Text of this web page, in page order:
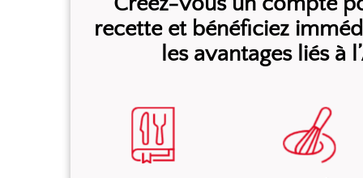
recette et bénéficiez
les avantages liés à